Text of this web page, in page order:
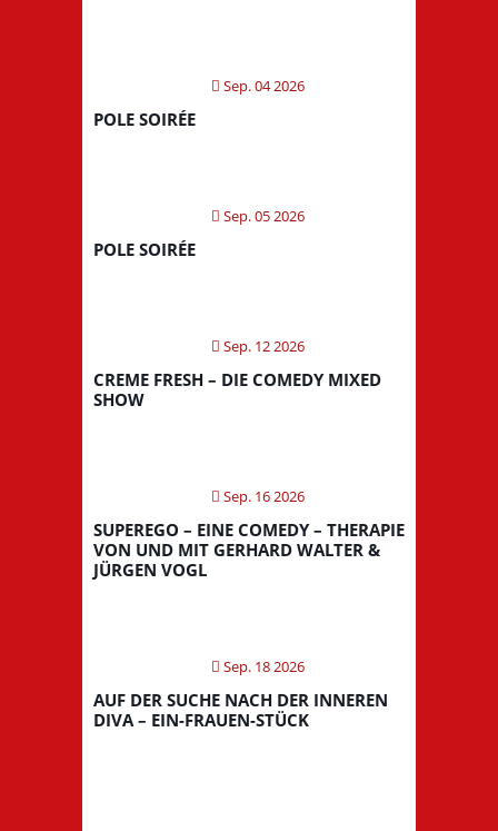
Sep. 04 2026
POLE SOIRÉE
Sep. 05 2026
POLE SOIRÉE
Sep. 12 2026
CREME FRESH – DIE COMEDY MIXED
SHOW
Sep. 16 2026
SUPEREGO – EINE COMEDY – THERAPIE
VON UND MIT GERHARD WALTER &
JÜRGEN VOGL
Sep. 18 2026
AUF DER SUCHE NACH DER INNEREN
DIVA – EIN-FRAUEN-STÜCK